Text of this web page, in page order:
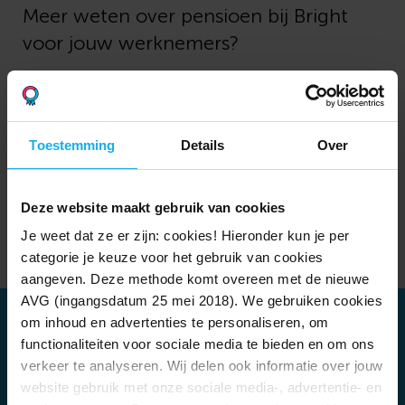
Toestemming Details Over
Deze website maakt gebruik van cookies
Je weet dat ze er zijn: cookies! Hieronder kun je per
categorie je keuze voor het gebruik van cookies
aangeven. Deze methode komt overeen met de nieuwe
AVG (ingangsdatum 25 mei 2018). We gebruiken cookies
om inhoud en advertenties te personaliseren, om
functionaliteiten voor sociale media te bieden en om ons
verkeer te analyseren. Wij delen ook informatie over jouw
website gebruik met onze sociale media-, advertentie- en
Meer weten over pensioen bij Bright
voor jouw werknemers?